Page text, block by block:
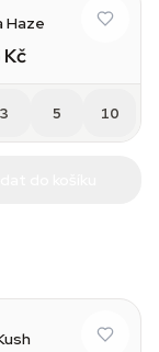
Haze
3 5 10